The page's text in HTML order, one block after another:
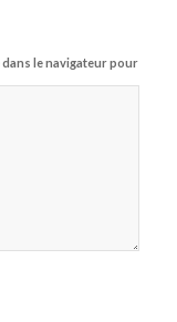
dans le navigateur pour